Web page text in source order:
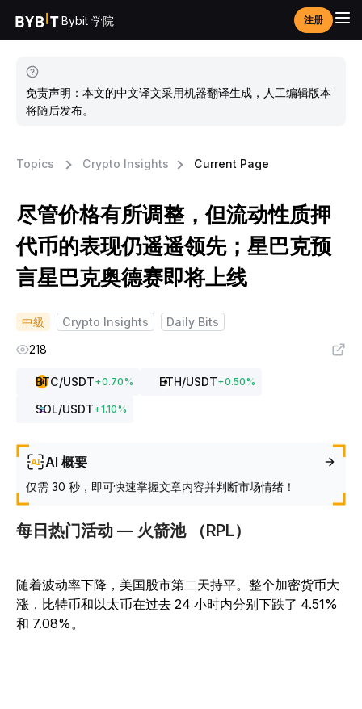
Bybit 学院 注册
免责声明：本文的中文译文采用机器翻译生成，人工编辑版本
将随后发布。
Topics Crypto Insights Current Page
尽管价格有所调整，但流动性质押
代币的表现仍遥遥领先；星巴克预
言星巴克奥德赛即将上线
中級 Crypto Insights
Daily Bits
218
BTC/USDT+0.70% ETH/USDT+0.50%
SOL/USDT+1.10%
AI 概要
仅需 30 秒，即可快速掌握文章内容并判断市场情绪！
每日热门活动 — 火箭池 （RPL）
随着波动率下降，美国股市第二天持平。整个加密货币大
涨，比特币和以太币在过去 24 小时内分别下跌了 4.51%
和 7.08%。